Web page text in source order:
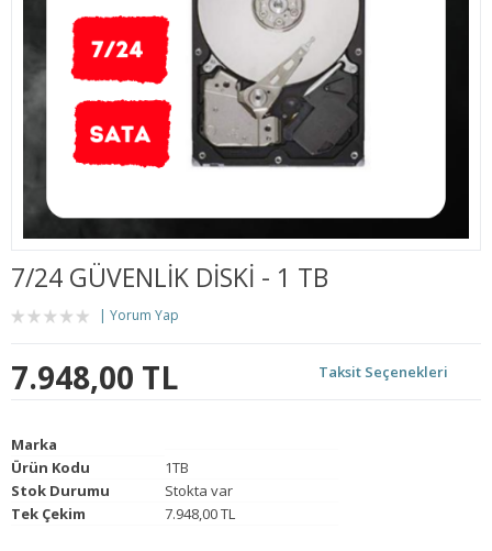
7/24 GÜVENLİK DİSKİ - 1 TB
Yorum Yap
7.948,00 TL Taksit Seçenekleri
Marka
Ürün Kodu
1TB
Stok Durumu
Stokta var
Tek Çekim
7.948,00 TL